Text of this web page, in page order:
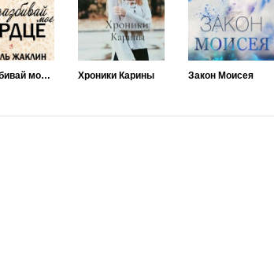
Не разбивай мое сердце Хроники Карины Закон Моисея